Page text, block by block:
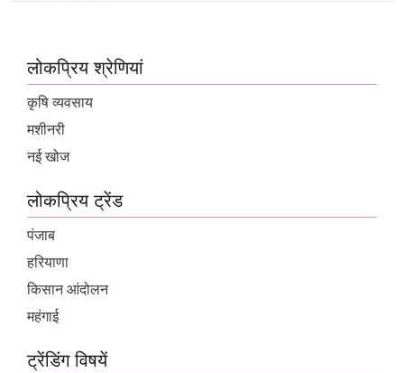
लोकप्रिय श्रेणियां
कृषि व्यवसाय
मशीनरी
नई खोज
लोकप्रिय ट्रेंड
पंजाब
हरियाणा
किसान आंदोलन
महंगाई
ट्रेंडिंग विषयें